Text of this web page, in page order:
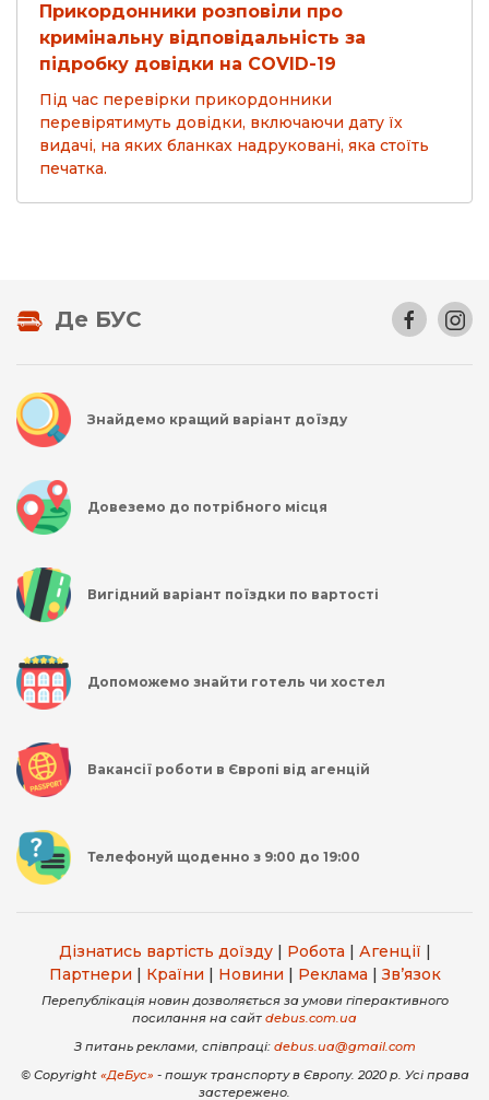
Прикордонники розповіли про
кримінальну відповідальність за
підробку довідки на COVID-19
Під час перевірки прикордонники
перевірятимуть довідки, включаючи дату їх
видачі, на яких бланках надруковані, яка стоїть
печатка.
Де БУС
Знайдемо кращий варіант доїзду
Довеземо до потрібного місця
Вигідний варіант поїздки по вартості
Допоможемо знайти готель чи хостел
Вакансії роботи в Європі від агенцій
Телефонуй щоденно з 9:00 до 19:00
Дізнатись вартість доїзду| Робота Агенції
Партнери
Країни Новини Реклама |Зв’язок
Перепублікація новин дозволяється за умови гіперактивного
посилання на сайт debus.com.ua
З питань реклами, співпраці: debus.ua@gmail.com
© Copyright «ДеБус» - пошук транспорту в Європу. 2020 р. Усі права
застережено.